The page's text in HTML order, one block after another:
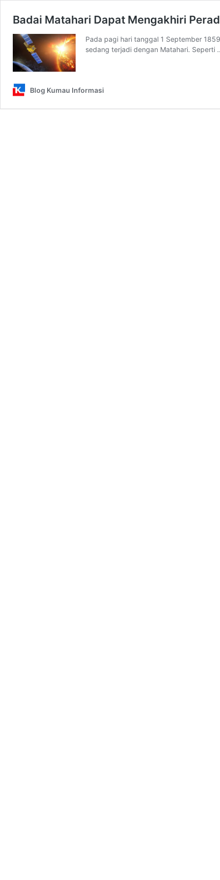
Badai Matahari Dapat Mengakhiri
Pada pagi hari tanggal 1 September
sedang terjadi dengan Matahari.
Blog Kumau Informasi